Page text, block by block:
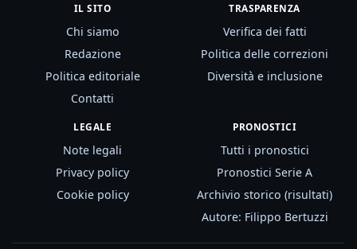
IL SITO
Chi siamo
Redazione
Politica editoriale
Contatti
TRASPARENZA
Verifica dei fatti
Politica delle correzioni
Diversità e inclusione
LEGALE
Note legali
Privacy policy
Cookie policy
PRONOSTICI
Tutti i pronostici
Pronostici Serie A
Archivio storico (risultati)
Autore: Filippo Bertuzzi